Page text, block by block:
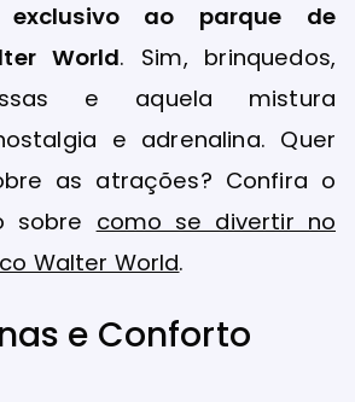
exclusivo ao parque de
World. Sim, brinquedos,
e aquela mistura
e adrenalina. Quer
as atrações? Confira o
sobre como se divertir no
Walter World.
e Conforto